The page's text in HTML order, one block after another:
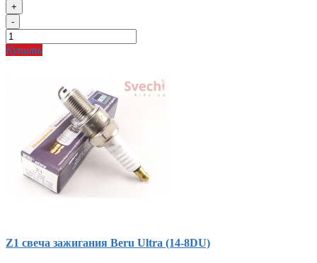
+
-
Купить
Z1 свеча зажигания Beru Ultra (14-8DU)